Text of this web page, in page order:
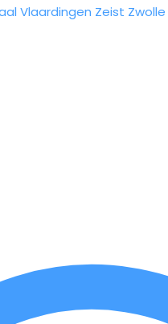
Vlaardingen Zeist Zwolle